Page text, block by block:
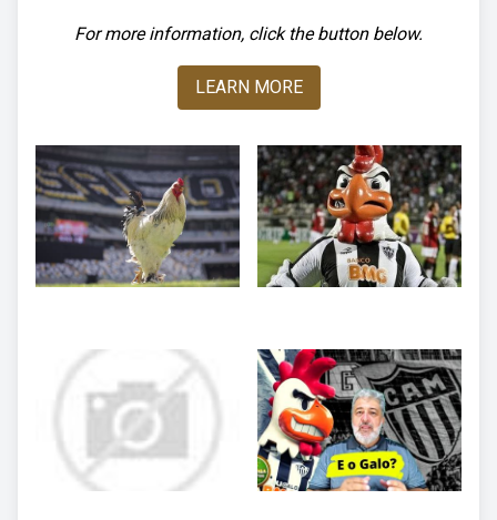
For more information, click the button below.
LEARN MORE